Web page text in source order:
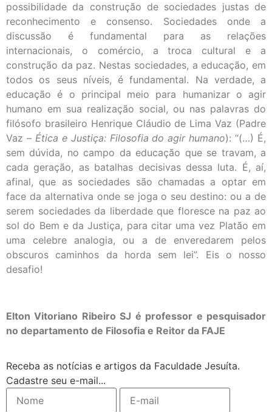
possibilidade da construção de sociedades justas de
reconhecimento e consenso. Sociedades onde a
discussão é fundamental para as relações
internacionais, o comércio, a troca cultural e a
construção da paz. Nestas sociedades, a educação, em
todos os seus níveis, é fundamental. Na verdade, a
educação é o principal meio para humanizar o agir
humano em sua realização social, ou nas palavras do
filósofo brasileiro Henrique Cláudio de Lima Vaz (Padre
Vaz – Ética e Justiça: Filosofia do agir humano): “(…) É,
sem dúvida, no campo da educação que se travam, a
cada geração, as batalhas decisivas dessa luta. É, aí,
afinal, que as sociedades são chamadas a optar em
face da alternativa onde se joga o seu destino: ou a de
serem sociedades da liberdade que floresce na paz ao
sol do Bem e da Justiça, para citar uma vez Platão em
uma celebre analogia, ou a de enveredarem pelos
obscuros caminhos da horda sem lei”. Eis o nosso
desafio!
Elton Vitoriano Ribeiro SJ é professor e pesquisador
no departamento de Filosofia e Reitor da FAJE
Receba as notícias e artigos da Faculdade Jesuíta.
Cadastre seu e-mail...